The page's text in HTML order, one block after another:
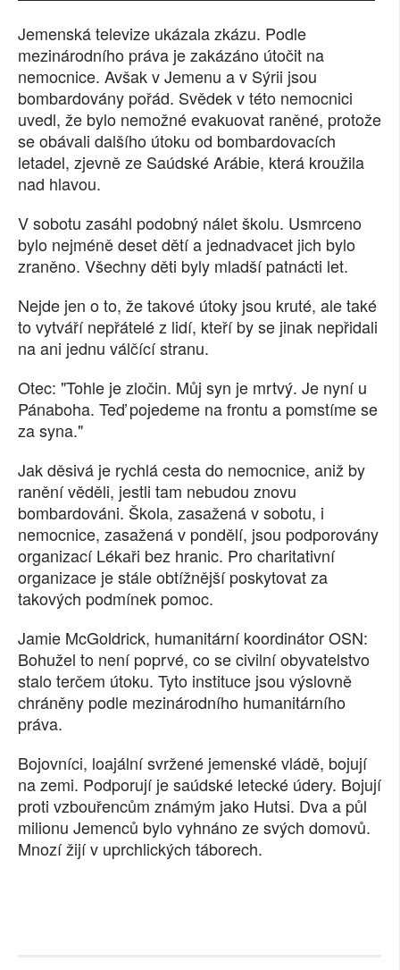
Jemenská televize ukázala zkázu. Podle
mezinárodního práva je zakázáno útočit na
nemocnice. Avšak v Jemenu a v Sýrii jsou
bombardovány pořád. Svědek v této nemocnici
uvedl, že bylo nemožné evakuovat raněné, protože
se obávali dalšího útoku od bombardovacích
letadel, zjevně ze Saúdské Arábie, která kroužila
nad hlavou.
V sobotu zasáhl podobný nálet školu. Usmrceno
bylo nejméně deset dětí a jednadvacet jich bylo
zraněno. Všechny děti byly mladší patnácti let.
Nejde jen o to, že takové útoky jsou kruté, ale také
to vytváří nepřátelé z lidí, kteří by se jinak nepřidali
na ani jednu válčící stranu.
Otec: "Tohle je zločin. Můj syn je mrtvý. Je nyní u
Pánaboha. Teď pojedeme na frontu a pomstíme se
za syna."
Jak děsivá je rychlá cesta do nemocnice, aniž by
ranění věděli, jestli tam nebudou znovu
bombardováni. Škola, zasažená v sobotu, i
nemocnice, zasažená v pondělí, jsou podporovány
organizací Lékaři bez hranic. Pro charitativní
organizace je stále obtížnější poskytovat za
takových podmínek pomoc.
Jamie McGoldrick, humanitární koordinátor OSN:
Bohužel to není poprvé, co se civilní obyvatelstvo
stalo terčem útoku. Tyto instituce jsou výslovně
chráněny podle mezinárodního humanitárního
práva.
Bojovníci, loajální svržené jemenské vládě, bojují
na zemi. Podporují je saúdské letecké údery. Bojují
proti vzbouřencům známým jako Hutsi. Dva a půl
milionu Jemenců bylo vyhnáno ze svých domovů.
Mnozí žijí v uprchlických táborech.